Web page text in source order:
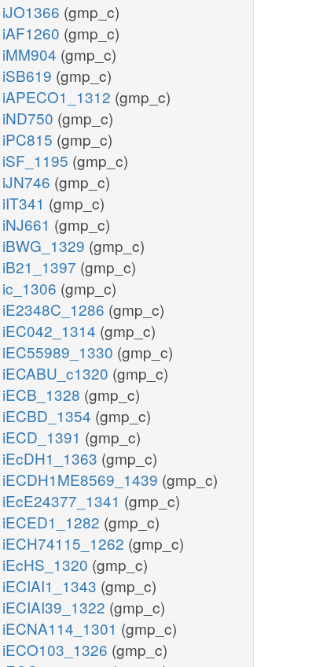
iJO1366 (gmp_c)
iAF1260 (gmp_c)
iMM904 (gmp_c)
iSB619 (gmp_c)
iAPECO1_1312 (gmp_c)
iND750 (gmp_c)
iPC815 (gmp_c)
iSF_1195 (gmp_c)
iJN746 (gmp_c)
iIT341 (gmp_c)
iNJ661 (gmp_c)
iBWG_1329 (gmp_c)
iB21_1397 (gmp_c)
ic_1306 (gmp_c)
iE2348C_1286 (gmp_c)
iEC042_1314 (gmp_c)
iEC55989_1330 (gmp_c)
iECABU_c1320 (gmp_c)
iECB_1328 (gmp_c)
iECBD_1354 (gmp_c)
iECD_1391 (gmp_c)
iEcDH1_1363 (gmp_c)
iECDH1ME8569_1439 (gmp_c)
iEcE24377_1341 (gmp_c)
iECED1_1282 (gmp_c)
iECH74115_1262 (gmp_c)
iEcHS_1320 (gmp_c)
iECIAI1_1343 (gmp_c)
iECIAI39_1322 (gmp_c)
iECNA114_1301 (gmp_c)
iECO103_1326 (gmp_c)